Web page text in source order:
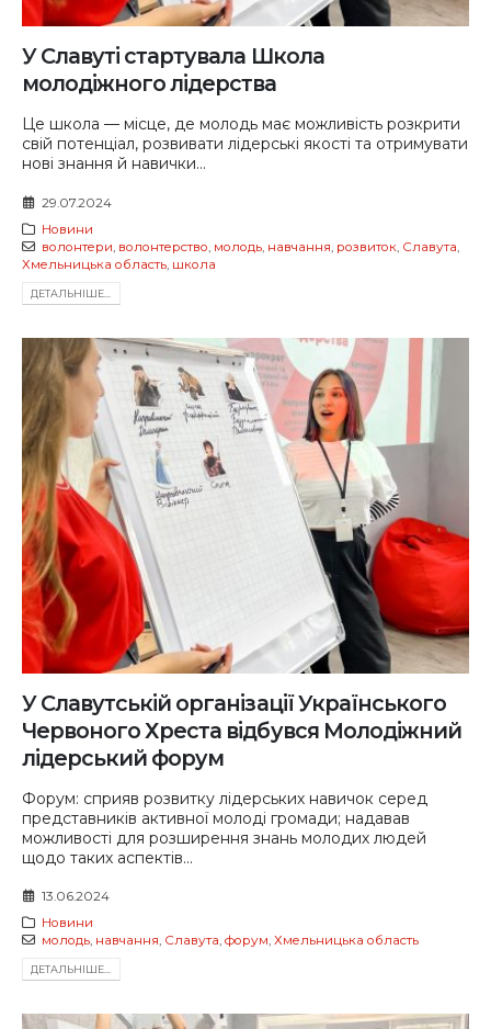
У Славуті стартувала Школа
молодіжного лідерства
Це школа — місце, де молодь має можливість розкрити
свій потенціал, розвивати лідерські якості та отримувати
нові знання й навички...
29.07.2024
Новини
волонтери волонтерство молодь, навчання розвиток Славута
Хмельницька область школа
ДЕТАЛЬНIШЕ...
У Славутській організації Українського
Червоного Хреста відбувся Молодіжний
лідерський форум
Форум: сприяв розвитку лідерських навичок серед
представників активної молоді громади; надавав
можливості для розширення знань молодих людей
щодо таких аспектів...
13.06.2024
Новини
молодь, навчання, Славута, форум, Хмельницька область
ДЕТАЛЬНIШЕ...